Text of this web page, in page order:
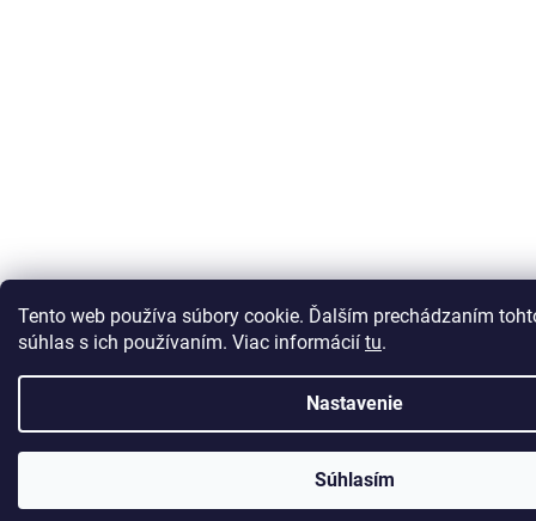
Tento web používa súbory cookie. Ďalším prechádzaním
súhlas s ich používaním. Viac informácií tu.
Nastavenie
Súhlasím